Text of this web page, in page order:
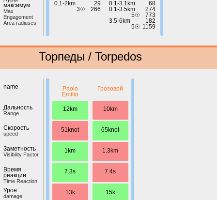
максимум
Max
Engagement
Area radiuses
0.1-2km
29
3☉
266
0.1-3.1km
68
0.1-3.5km
274
5☉
773
3.5-6km
182
5☉ 1159
Торпеды / Torpedos
name
Дальность
Range
Скорость
speed
Заметность
Visibility Factor
Время
реакции
Time Reaction
Урон
damage
Paolo
Emilio
12km
51knot
1km
7.3s
13k
Грозовой
10km
65knot
1.3km
7.4s
15k